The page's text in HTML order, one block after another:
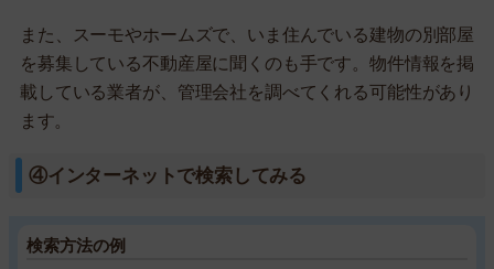
また、スーモやホームズで、いま住んでいる建物の別部屋
を募集している不動産屋に聞くのも手です。物件情報を掲
載している業者が、管理会社を調べてくれる可能性があり
ます。
④インターネットで検索してみる
検索方法の例